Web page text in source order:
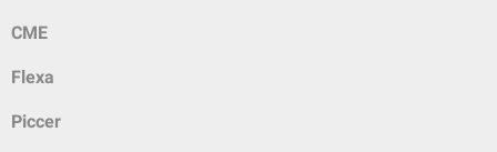
CME
Flexa
Piccer